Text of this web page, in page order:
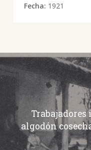
Fecha: 1921
Trabajadores
algodón